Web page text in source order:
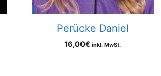
Perücke Daniel
16,00€ inkl. MwSt.